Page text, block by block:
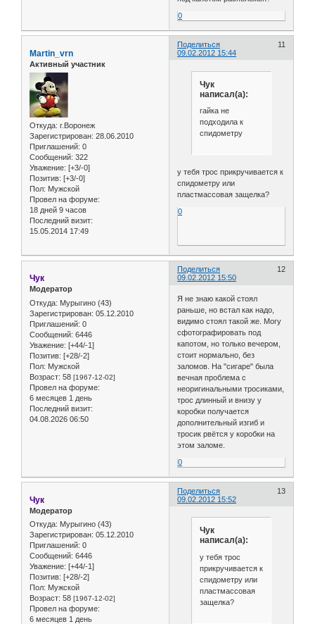
0
Поделиться
11
09.02.2012 15:44
Martin_vrn
Активный участник
Откуда: г.Воронеж
Зарегистрирован: 28.06.2010
Приглашений: 0
Сообщений: 322
Уважение: [+3/-0]
Позитив: [+3/-0]
Пол: Мужской
Провел на форуме:
18 дней 9 часов
Последний визит:
15.05.2014 17:49
Чук
написал(а):
гайка не
подходила к
спидометру
у тебя трос прикручивается к
спидометру или
пластмассовая защелка?
0
Поделиться
12
09.02.2012 15:50
Чук
Модератор
Откуда: Мурыгино (43)
Зарегистрирован: 05.12.2010
Приглашений: 0
Сообщений: 6446
Уважение: [+44/-1]
Позитив: [+28/-2]
Пол: Мужской
Возраст: 58 [1967-12-02]
Провел на форуме:
6 месяцев 1 день
Последний визит:
04.08.2026 06:50
Я не знаю какой стоял
раньше, но встал как надо,
видимо стоял такой же. Могу
сфотографировать под
капотом, но только вечером,
стоит нормально, без
заломов. На "сигаре" была
вечная проблема с
неоригинальными тросиками,
трос длинный и внизу у
коробки получается
дополнительный изгиб и
тросик рвётся у коробки на
этом заломе.
0
Поделиться
13
09.02.2012 15:52
Чук
Модератор
Откуда: Мурыгино (43)
Зарегистрирован: 05.12.2010
Приглашений: 0
Сообщений: 6446
Уважение: [+44/-1]
Позитив: [+28/-2]
Пол: Мужской
Возраст: 58 [1967-12-02]
Провел на форуме:
6 месяцев 1 день
Чук
написал(а):
у тебя трос
прикручивается к
спидометру или
пластмассовая
защелка?